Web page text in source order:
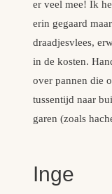
er veel mee! Ik
erin gegaard
draadjesvlees,
in de kosten.
over pannen die
tussentijd naar
garen (zoals
Inge